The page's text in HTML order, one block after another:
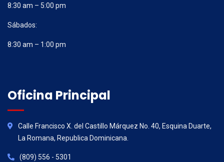
8:30 am – 5:00 pm
Sábados:
8:30 am – 1:00 pm
Oficina Principal
Calle Francisco X. del Castillo Márquez No. 40, Esquina Duarte,
La Romana, Republica Dominicana.
(809) 556 - 5301